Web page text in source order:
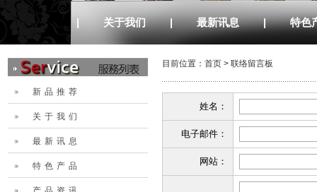
| 关于我们 | 最新讯息 | 特色
新品推荐
关于我们
最新讯息
特色产品
目前位置： 首页 > 联络留言板
姓名：
电子邮件：
网站：